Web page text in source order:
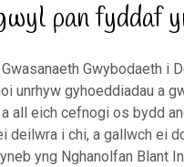
pan fyddaf
Gwasanaeth Gwybodaeth
unrhyw gyhoeddiadau a
all eich cefnogi os bydd
i chi, a gallwch ei
yng Nghanolfan Blant